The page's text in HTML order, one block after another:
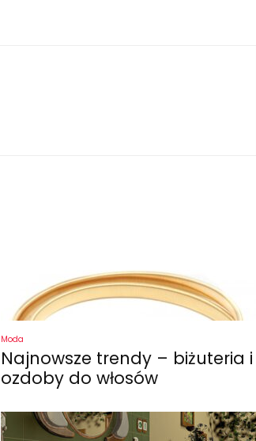
Moda
Najnowsze trendy – biżuteria i
ozdoby do włosów